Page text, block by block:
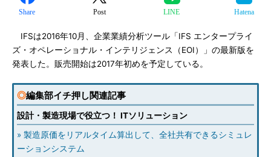
Share Post LINE Hatena
IFSは2016年10月、企業業績分析ツール「IFS エンタープライ
ズ・オペレーショナル・インテリジェンス（EOI）」の最新版を
発表した。販売開始は2017年初めを予定している。
◎編集部イチ押し関連記事
設計・製造現場で役立つ！ ITソリューション
» 製造原価をリアルタイム算出して、全社共有できるシミュレ
ーションシステム